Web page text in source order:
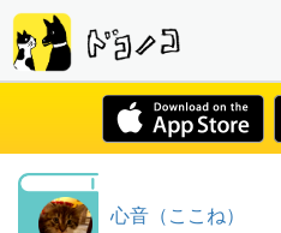
心音（ここね）